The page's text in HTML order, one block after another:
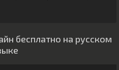
бесплатно на русском